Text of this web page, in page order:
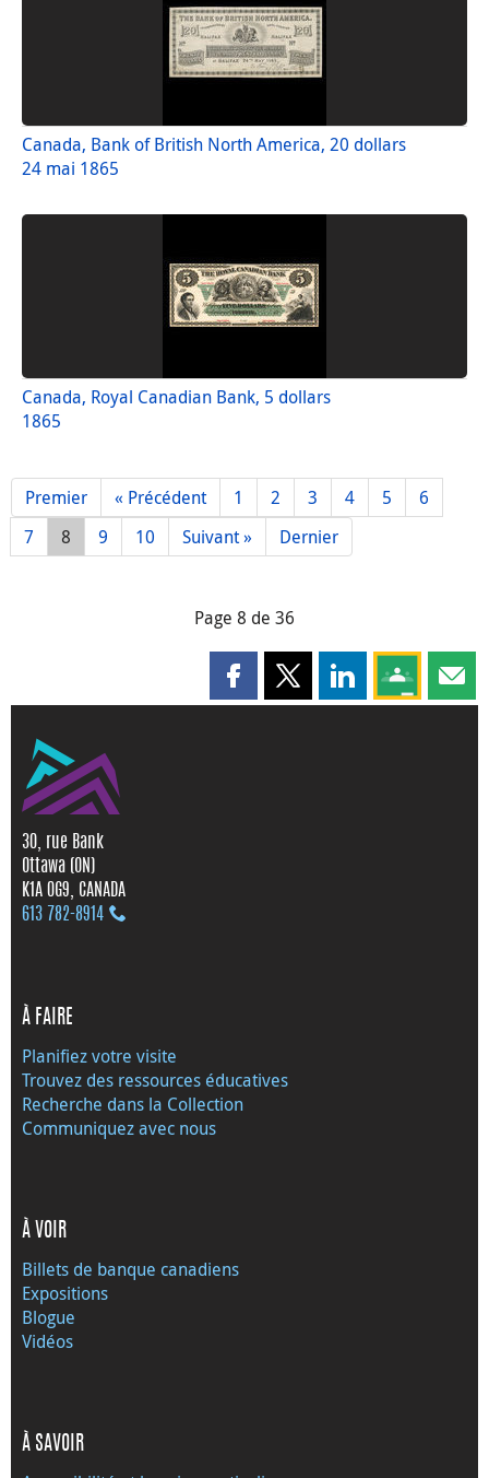
Canada, Bank of British North America, 20 dollars
24 mai 1865
Canada, Royal Canadian Bank, 5 dollars
1865
Premier « Précédent 1 2 3 4 5
6
7
8 9 10 Suivant » Dernier
Page 8 de 36
Partager cette page sur
Partager cette page sur X
Partager cette
Partagez
30, rue Bank
Ottawa (ON)
K1A 0G9, CANADA
613 782‑8914
À FAIRE
Planifiez votre visite
Trouvez des ressources éducatives
Recherche dans la Collection
Communiquez avec nous
À VOIR
Billets de banque canadiens
Expositions
Blogue
Vidéos
À SAVOIR